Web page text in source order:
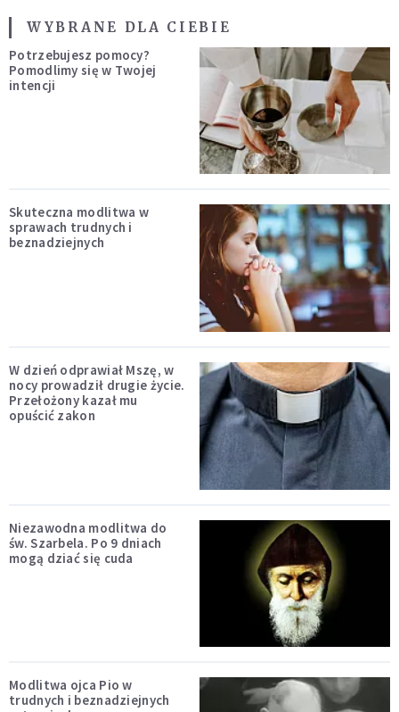
WYBRANE DLA CIEBIE
Potrzebujesz pomocy?
Pomodlimy się w Twojej
intencji
Skuteczna modlitwa w
sprawach trudnych i
beznadziejnych
W dzień odprawiał Mszę, w
nocy prowadził drugie życie.
Przełożony kazał mu
opuścić zakon
Niezawodna modlitwa do
św. Szarbela. Po 9 dniach
mogą dziać się cuda
Modlitwa ojca Pio w
trudnych i beznadziejnych